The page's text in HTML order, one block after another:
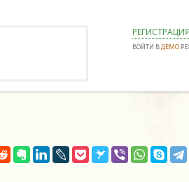
РЕГИСТРАЦИЯ
ВОЙТИ ВДЕМО